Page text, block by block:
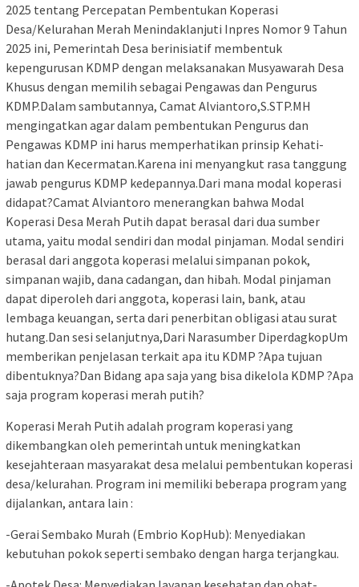
2025 tentang Percepatan Pembentukan Koperasi
Desa/Kelurahan Merah Menindaklanjuti Inpres Nomor 9 Tahun
2025 ini, Pemerintah Desa berinisiatif membentuk
kepengurusan KDMP dengan melaksanakan Musyawarah Desa
Khusus dengan memilih sebagai Pengawas dan Pengurus
KDMP.Dalam sambutannya, Camat Alviantoro,S.STP.MH
mengingatkan agar dalam pembentukan Pengurus dan
Pengawas KDMP ini harus memperhatikan prinsip Kehati-
hatian dan Kecermatan.Karena ini menyangkut rasa tanggung
jawab pengurus KDMP kedepannya.Dari mana modal koperasi
didapat?Camat Alviantoro menerangkan bahwa Modal
Koperasi Desa Merah Putih dapat berasal dari dua sumber
utama, yaitu modal sendiri dan modal pinjaman. Modal sendiri
berasal dari anggota koperasi melalui simpanan pokok,
simpanan wajib, dana cadangan, dan hibah. Modal pinjaman
dapat diperoleh dari anggota, koperasi lain, bank, atau
lembaga keuangan, serta dari penerbitan obligasi atau surat
hutang.Dan sesi selanjutnya,Dari Narasumber DiperdagkopUm
memberikan penjelasan terkait apa itu KDMP ?Apa tujuan
dibentuknya?Dan Bidang apa saja yang bisa dikelola KDMP ?Apa
saja program koperasi merah putih?
Koperasi Merah Putih adalah program koperasi yang
dikembangkan oleh pemerintah untuk meningkatkan
kesejahteraan masyarakat desa melalui pembentukan koperasi
desa/kelurahan. Program ini memiliki beberapa program yang
dijalankan, antara lain :
-Gerai Sembako Murah (Embrio KopHub): Menyediakan
kebutuhan pokok seperti sembako dengan harga terjangkau.